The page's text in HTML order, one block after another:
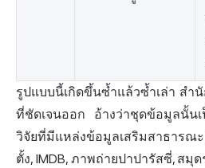
รูปแบบนี้เกิดขึ้นซ้ำแล้วซ้ำเล่า ส
ที่ชัดเจนออก อ้างว่าชุดข้อมูลนั้น
วิจัยที่มีแหล่งข้อมูลเสริมสาธารณะ
ตั้ง, IMDB, ภาพถ่ายปาปารัสซี่, สมุ